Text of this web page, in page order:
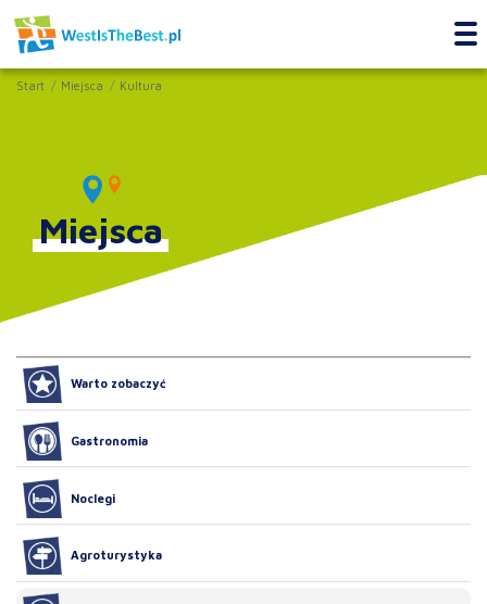
Start Miejsca Kultura
Miejsca
Warto zobaczyć
Gastronomia
Noclegi
Agroturystyka